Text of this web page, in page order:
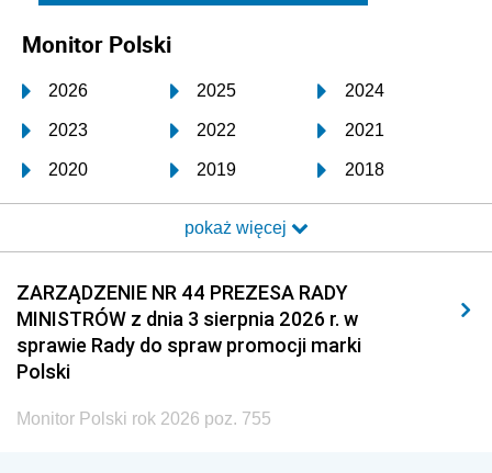
Monitor Polski
2026 2025 2024
2023 2022 2021
2020 2019 2018
2017 2016 2015
2014 2013 2012
2011 2010 2009
2008 2007 2006
2005
pokaż więcej
ZARZĄDZENIE NR 44 PREZESA RADY
MINISTRÓW z dnia 3 sierpnia 2026 r. w
sprawie Rady do spraw promocji marki
Polski
Monitor Polski rok 2026 poz. 755